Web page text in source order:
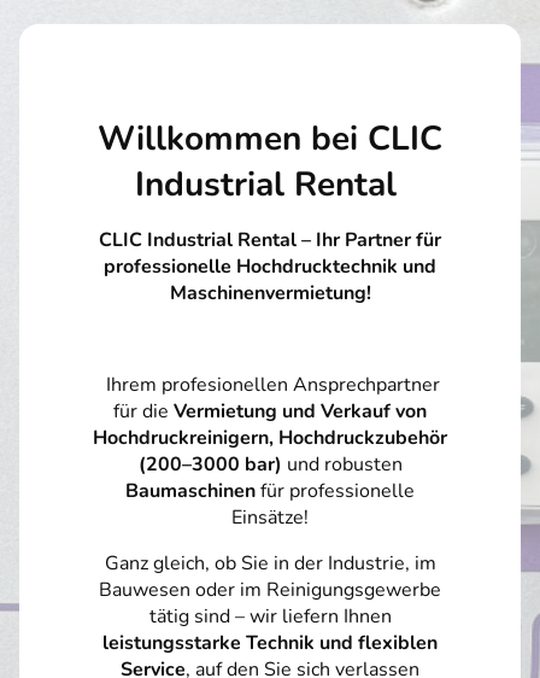
Willkommen bei CLIC
Industrial Rental
CLIC Industrial Rental – Ihr Partner für
professionelle Hochdrucktechnik und
Maschinenvermietung!
Ihrem profesionellen Ansprechpartner
für die Vermietung und Verkauf von
Hochdruckreinigern, Hochdruckzubehör
(200–3000 bar) und robusten
Baumaschinenfür professionelle
Einsätze!
Ganz gleich, ob Sie in der Industrie, im
Bauwesen oder im Reinigungsgewerbe
tätig sind – wir liefern Ihnen
leistungsstarke Technik und flexiblen
Service, auf den Sie sich verlassen